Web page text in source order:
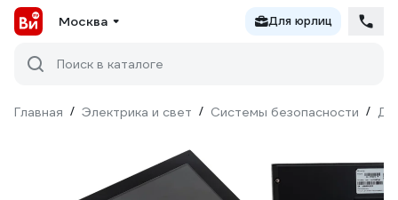
Москва Для юрлиц
Поиск в каталоге
Главная / Электрика и свет / Системы безопасности /